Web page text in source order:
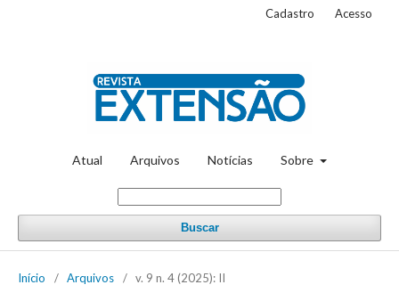
Atual Arquivos Notícias Sobre
Buscar
Cadastro Acesso
Início / Arquivos / v. 9 n. 4 (2025): II